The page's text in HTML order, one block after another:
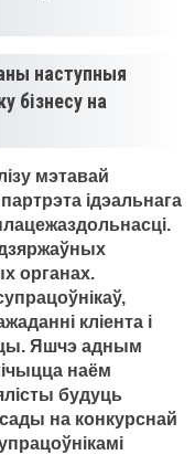
наступныя
бізнесу на
мэтавай
ідэальнага
дзяржаўных
органах.
кліента і
Яшчэ адным
наём
будуць
на конкурснай